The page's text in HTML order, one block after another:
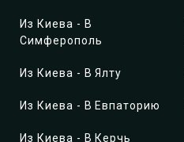
Из Киева - В
Симферополь
Из Киева - В Ялту
Из Киева - В Евпаторию
Из Киева - В Керчь